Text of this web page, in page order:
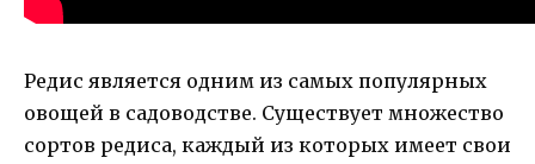
Редис является одним из самых популярных
овощей в садоводстве. Существует множество
сортов редиса, каждый из которых имеет свои